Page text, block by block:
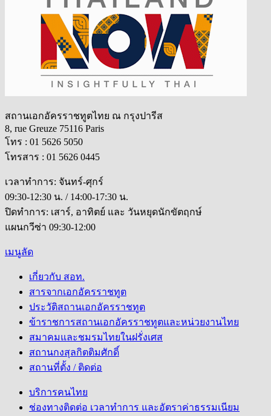
สถานเอกอัครราชทูตไทย ณ กรุงปารีส
8, rue Greuze 75116 Paris
โทร : 01 5626 5050
โทรสาร : 01 5626 0445
เวลาทำการ: จันทร์-ศุกร์
09:30-12:30 น. / 14:00-17:30 น.
ปิดทำการ: เสาร์, อาทิตย์ และ วันหยุดนักขัตฤกษ์
แผนกวีซ่า 09:30-12:00
เมนูลัด
เกี่ยวกับ สอท.
สารจากเอกอัครราชทูต
ประวัติสถานเอกอัครราชทูต
ข้าราชการสถานเอกอัครราชทูตและหน่วยงานไทย
สมาคมและชมรมไทยในฝรั่งเศส
สถานกงสุลกิตติมศักดิ์
สถานที่ตั้ง / ติดต่อ
บริการคนไทย
ช่องทางติดต่อ เวลาทำการ และอัตราค่าธรรมเนียม